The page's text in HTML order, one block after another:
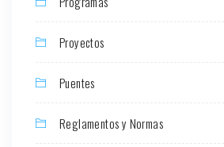
Proyectos
Puentes
Reglamentos y Normas